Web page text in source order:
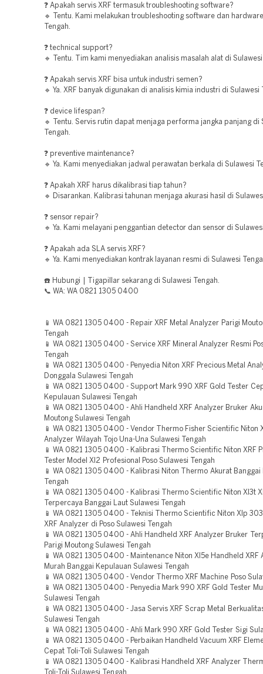
❓ Apakah servis XRF termasuk troubleshooting software?
🔹 Tentu. Kami melakukan troubleshooting software dan
Tengah.
❓ technical support?
🔹 Tentu. Tim kami menyediakan analisis masalah alat di
❓ Apakah servis XRF bisa untuk industri semen?
🔹 Ya. XRF banyak digunakan di analisis kimia industri di Sulawesi
❓ device lifespan?
🔹 Tentu. Servis rutin dapat menjaga performa jangka panjang di
Tengah.
❓ preventive maintenance?
🔹 Ya. Kami menyediakan jadwal perawatan berkala di Sulawesi
❓ Apakah XRF harus dikalibrasi tiap tahun?
🔹 Disarankan. Kalibrasi tahunan menjaga akurasi hasil di
❓ sensor repair?
🔹 Ya. Kami melayani penggantian detector dan sensor di
❓ Apakah ada SLA servis XRF?
🔹 Ya. Kami menyediakan kontrak layanan resmi di Sulawesi
☎️ Hubungi | Tigapillar sekarang di Sulawesi Tengah.
📞 WA: WA 0821 1305 0400
📱 WA 0821 1305 0400 - Repair XRF Metal Analyzer Parigi
Tengah
📱 WA 0821 1305 0400 - Service XRF Mineral Analyzer Resmi
Tengah
📱 WA 0821 1305 0400 - Penyedia Niton XRF Precious Metal
Donggala Sulawesi Tengah
📱 WA 0821 1305 0400 - Support Mark 990 XRF Gold Tester
Kepulauan Sulawesi Tengah
📱 WA 0821 1305 0400 - Ahli Handheld XRF Analyzer Bruker
Moutong Sulawesi Tengah
📱 WA 0821 1305 0400 - Vendor Thermo Fisher Scientific Niton
Analyzer Wilayah Tojo Una-Una Sulawesi Tengah
📱 WA 0821 1305 0400 - Kalibrasi Thermo Scientific Niton XRF
Tester Model Xl2 Profesional Poso Sulawesi Tengah
📱 WA 0821 1305 0400 - Kalibrasi Niton Thermo Akurat Banggai
Tengah
📱 WA 0821 1305 0400 - Kalibrasi Thermo Scientific Niton Xl3t
Terpercaya Banggai Laut Sulawesi Tengah
📱 WA 0821 1305 0400 - Teknisi Thermo Scientific Niton Xlp
XRF Analyzer di Poso Sulawesi Tengah
📱 WA 0821 1305 0400 - Ahli Handheld XRF Analyzer Bruker
Parigi Moutong Sulawesi Tengah
📱 WA 0821 1305 0400 - Maintenance Niton Xl5e Handheld XRF
Murah Banggai Kepulauan Sulawesi Tengah
📱 WA 0821 1305 0400 - Vendor Thermo XRF Machine Poso
📱 WA 0821 1305 0400 - Penyedia Mark 990 XRF Gold Tester
Sulawesi Tengah
📱 WA 0821 1305 0400 - Jasa Servis XRF Scrap Metal
Sulawesi Tengah
📱 WA 0821 1305 0400 - Ahli Mark 990 XRF Gold Tester Sigi
📱 WA 0821 1305 0400 - Perbaikan Handheld Vacuum XRF
Cepat Toli-Toli Sulawesi Tengah
📱 WA 0821 1305 0400 - Kalibrasi Handheld XRF Analyzer
Toli-Toli Sulawesi Tengah